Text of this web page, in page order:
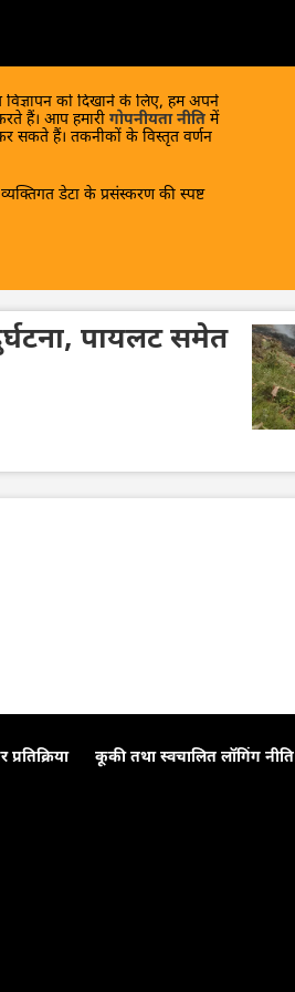
विज्ञापन को दिखाने के लिए, हम अपने
हैं। आप हमारी गोपनीयता नीति में
सकते हैं। तकनीकों के विस्तृत वर्णन
डेटा के प्रसंस्करण की स्पष्ट
पायलट समेत
कूकी तथा स्वचालित लॉगिंग नीति